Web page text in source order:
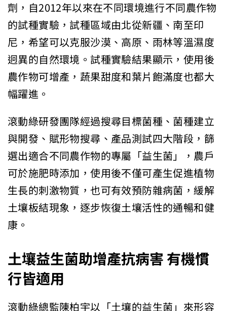
劑，自2012年以來在不同環境進行不同農作物
的試種實驗，試種區域由北從新疆、南至印
尼，希望可以克服沙漠、高原、雨林等溫濕度
迥異的自然環境。試種實驗結果顯示，使用後
農作物可增產，蔬果甜度和葉片飽滿度也都大
幅躍進。
滾動綠研發團隊經過搜尋目標菌種、菌種建立
與開發、賦形物搜尋、產品測試四大階段，篩
選出適合不同農作物的專屬「益生菌」，農戶
可於施肥時添加，使用後不僅可產生促進植物
生長的刺激物質，也可有效預防雜病菌，緩解
土壤板結現象，逐步恢復土壤活性的通暢和健
康。
土壤益生菌助增產抗病害 有機慣
行皆適用